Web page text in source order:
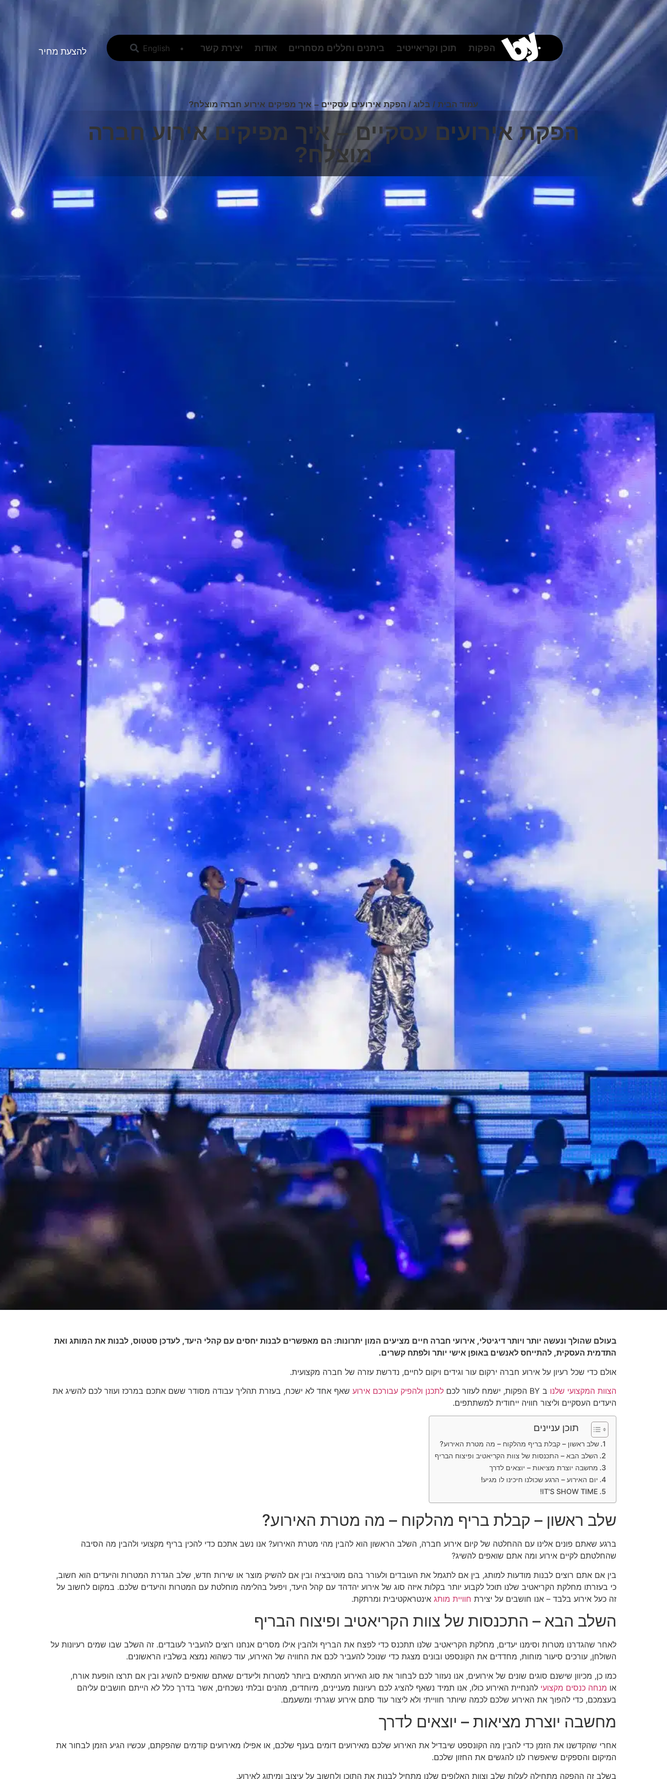
לתוכן
הפקות תוכן וקריאייטיב ביתנים וחללים מסחריים אודות יצירת קשר English להצעת מחיר
עמוד הבית / בלוג / הפקת אירועים עסקיים – איך מפיקים אירוע חברה מוצלח?
הפקת אירועים עסקיים – איך מפיקים אירוע חברה
מוצלח?
בעולם שהולך ונעשה יותר ויותר דיגיטלי, אירועי חברה חיים מציעים המון יתרונות: הם מאפשרים לבנות יחסים עם קהלי היעד, לעדכן סטטוס, לבנות את המותג ואת
התדמית העסקית, להתייחס לאנשים באופן אישי יותר ולפתח קשרים.
אולם כדי שכל רעיון על אירוע חברה ירקום עור וגידים ויקום לחיים, נדרשת עזרה של חברה מקצועית.
הצוות המקצועי שלנו ב BY הפקות, ישמח לעזור לכם לתכנן ולהפיק עבורכם אירוע שאף אחד לא ישכח, בעזרת תהליך עבודה מסודר ששם אתכם במרכז ועוזר לכם להשיג את
היעדים העסקיים וליצור חוויה ייחודית למשתתפים.
תוכן עניינים
שלב ראשון – קבלת בריף מהלקוח – מה מטרת האירוע?
השלב הבא – התכנסות של צוות הקריאטיב ופיצוח הבריף
מחשבה יוצרת מציאות – יוצאים לדרך
יום האירוע – הרגע שכולנו חיכינו לו מגיע!
IT'S SHOW TIME!
שלב ראשון – קבלת בריף מהלקוח – מה מטרת האירוע?
ברגע שאתם פונים אלינו עם ההחלטה של קיום אירוע חברה, השלב הראשון הוא להבין מהי מטרת האירוע? אנו נשב אתכם כדי להכין בריף מקצועי ולהבין מה הסיבה
שהחלטתם לקיים אירוע ומה אתם שואפים להשיג?
בין אם אתם רוצים לבנות מודעות למותג, בין אם לתגמל את העובדים ולעורר בהם מוטיבציה ובין אם להשיק מוצר או שירות חדש, שלב הגדרת המטרות והיעדים הוא חשוב,
כי בעזרתו מחלקת הקריאטיב שלנו תוכל לקבוע יותר בקלות איזה סוג של אירוע יהדהד עם קהל היעד, ויפעל בהלימה מוחלטת עם המטרות והיעדים שלכם. במקום לחשוב על
זה כעל אירוע בלבד – אנו חושבים על יצירת חוויית מותג אינטראקטיבית ומרתקת.
השלב הבא – התכנסות של צוות הקריאטיב ופיצוח הבריף
לאחר שהגדרנו מטרות וסימנו יעדים, מחלקת הקריאטיב שלנו תתכנס כדי לפצח את הבריף ולהבין אילו מסרים אנחנו רוצים להעביר לעובדים. זה השלב שבו שמים רעיונות על
השולחן, עורכים סיעור מוחות, מחדדים את הקונספט ובונים מצגת כדי שנוכל להעביר לכם את החוויה של האירוע, עוד כשהוא נמצא בשלביו הראשונים.
כמו כן, מכיוון שישנם סוגים שונים של אירועים, אנו נעזור לכם לבחור את סוג האירוע המתאים ביותר למטרות וליעדים שאתם שואפים להשיג ובין אם תרצו הופעת אורח,
או מנחה כנסים מקצועי להנחיית האירוע כולו, אנו תמיד נשאף להציג לכם רעיונות מעניינים, מיוחדים, מהנים ובלתי נשכחים, אשר בדרך כלל לא הייתם חושבים עליהם
בעצמכם, כדי להפוך את האירוע שלכם לכמה שיותר חווייתי ולא ליצור עוד סתם אירוע שגרתי ומשעמם.
מחשבה יוצרת מציאות – יוצאים לדרך
אחרי שהקדשנו את הזמן כדי להבין מה הקונספט שיבדיל את האירוע שלכם מאירועים דומים בענף שלכם, או אפילו מאירועים קודמים שהפקתם, עכשיו הגיע הזמן לבחור את
המיקום והספקים שיאפשרו לנו להגשים את החזון שלכם.
בשלב זה ההפקה מתחילה לעלות שלב וצוות האלופים שלנו מתחיל לבנות את התוכן ולחשוב על עיצוב ומיתוג לאירוע.